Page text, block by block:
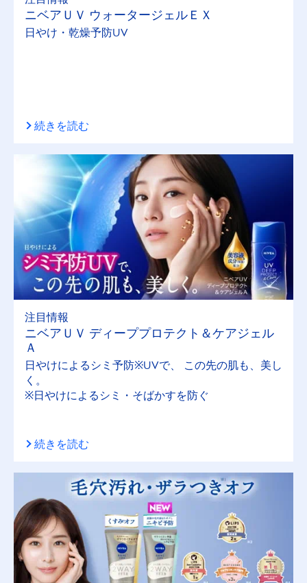
ニベアＵＶ ウォータージェルＥＸ
日やけ・乾燥予防UV
続きを読む
注目情報
ニベアＵＶ ディーププロテクト＆ケアジェル
Ａ
日やけによるシミ予防※UVで、 この先の肌も、美し
く。
※日やけによるシミ・そばかすを防ぐ
続きを読む